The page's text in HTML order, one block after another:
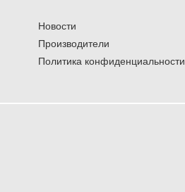
Новости
Производители
Политика конфиденциальности